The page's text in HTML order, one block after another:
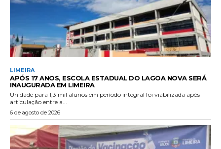
LIMEIRA
APÓS 17 ANOS, ESCOLA ESTADUAL DO LAGOA NOVA SERÁ
INAUGURADA EM LIMEIRA
Unidade para 1,3 mil alunos em período integral foi viabilizada após
articulação entre a...
6 de agosto de 2026